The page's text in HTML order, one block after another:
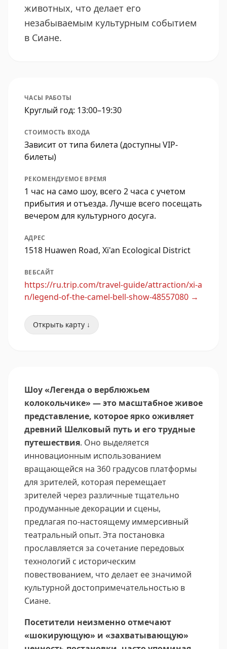
животных, что делает его
незабываемым культурным событием
в Сиане.
ЧАСЫ РАБОТЫ
Круглый год: 13:00–19:30
СТОИМОСТЬ ВХОДА
Зависит от типа билета (доступны VIP-
билеты)
РЕКОМЕНДУЕМОЕ ВРЕМЯ
1 час на само шоу, всего 2 часа с учетом
прибытия и отъезда. Лучше всего посещать
вечером для культурного досуга.
АДРЕС
1518 Huawen Road, Xi'an Ecological District
ВЕБСАЙТ
https://ru.trip.com/travel-guide/attraction/xi-a
n/legend-of-the-camel-bell-show-48557080 →
Открыть карту ↓
Шоу «Легенда о верблюжьем
колокольчике» — это масштабное живое
представление, которое ярко оживляет
древний Шелковый путь и его трудные
путешествия. Оно выделяется
инновационным использованием
вращающейся на 360 градусов платформы
для зрителей, которая перемещает
зрителей через различные тщательно
продуманные декорации и сцены,
предлагая по-настоящему иммерсивный
театральный опыт. Эта постановка
прославляется за сочетание передовых
технологий с историческим
повествованием, что делает ее значимой
культурной достопримечательностью в
Сиане.
Посетители неизменно отмечают
«шокирующую» и «захватывающую»